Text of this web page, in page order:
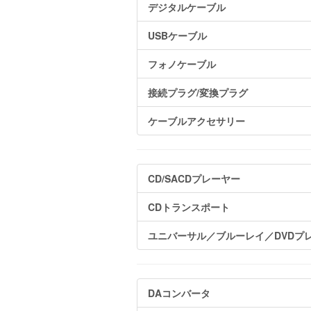
デジタルケーブル
USBケーブル
フォノケーブル
接続プラグ/変換プラグ
ケーブルアクセサリー
CD/SACDプレーヤー
CDトランスポート
ユニバーサル／ブルーレイ／DVDプ
DAコンバータ